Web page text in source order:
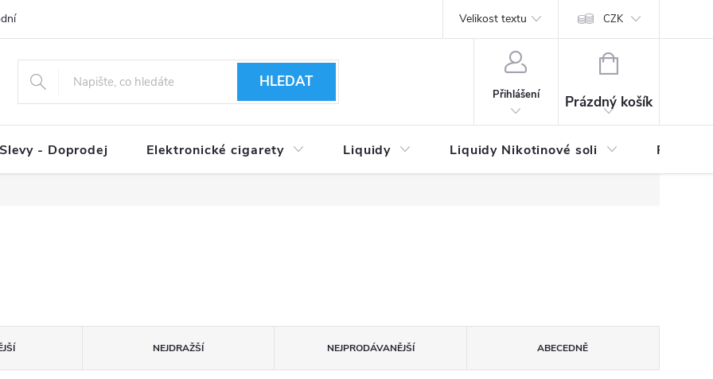
podmínky Reklamační řád Vrácení zboží a reklamace
Velikost textu CZK
HLEDAT
Přihlášení
NÁKUPNÍ
Prázdný košík
- Doprodej Elektronické cigarety Liquidy Liquidy Nikotinové soli
NEJDRAŽŠÍ NEJPRODÁVANĚJŠÍ ABECEDNĚ